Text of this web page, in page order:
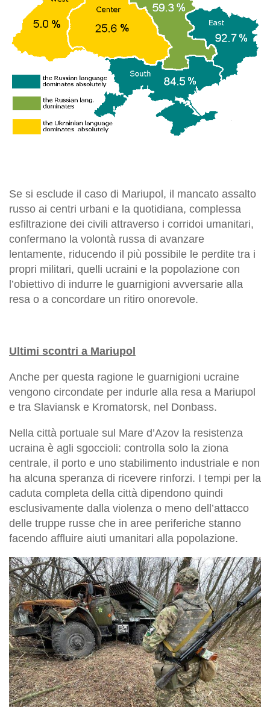
Se si esclude il caso di Mariupol, il mancato assalto
russo ai centri urbani e la quotidiana, complessa
esfiltrazione dei civili attraverso i corridoi umanitari,
confermano la volontà russa di avanzare
lentamente, riducendo il più possibile le perdite tra i
propri militari, quelli ucraini e la popolazione con
l’obiettivo di indurre le guarnigioni avversarie alla
resa o a concordare un ritiro onorevole.
Ultimi scontri a Mariupol
Anche per questa ragione le guarnigioni ucraine
vengono circondate per indurle alla resa a Mariupol
e tra Slaviansk e Kromatorsk, nel Donbass.
Nella città portuale sul Mare d’Azov la resistenza
ucraina è agli sgoccioli: controlla solo la ziona
centrale, il porto e uno stabilimento industriale e non
ha alcuna speranza di ricevere rinforzi. I tempi per la
caduta completa della città dipendono quindi
esclusivamente dalla violenza o meno dell’attacco
delle truppe russe che in aree periferiche stanno
facendo affluire aiuti umanitari alla popolazione.